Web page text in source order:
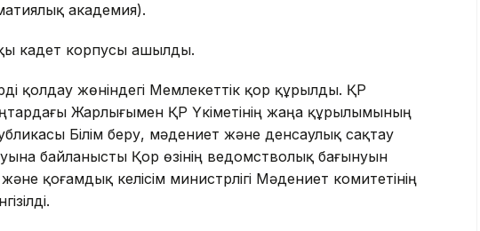
академия).
кадет корпусы ашылды.
қолдау жөніндегі Мемлекеттік қор құрылды. ҚР
Жарлығымен ҚР Үкіметінің жаңа құрылымының
Білім беру, мәдениет және денсаулық сақтау
байланысты Қор өзінің ведомстволық бағынуын
қоғамдық келісім министрлігі Мәдениет комитетінің